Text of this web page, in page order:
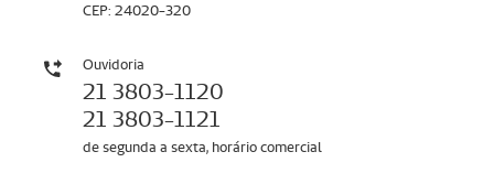
CEP: 24020-320
Ouvidoria
21 3803-1120
21 3803-1121
de segunda a sexta, horário comercial